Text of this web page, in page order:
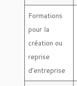
Formations
pour la
création ou
reprise
d’entreprise